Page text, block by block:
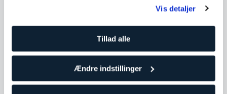
Vis detaljer
Tillad alle
Ændre indstillinger